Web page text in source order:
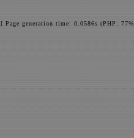
[ Page generation time: 0.0586s (PHP: